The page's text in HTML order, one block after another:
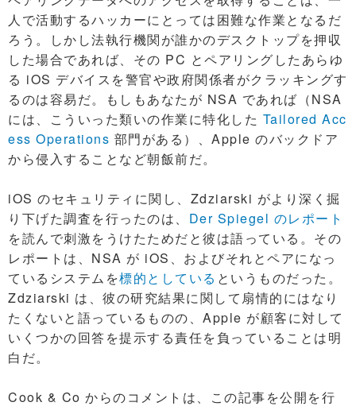
人で活動するハッカーにとっては困難な作業となるだ
ろう。しかし法執行機関が誰かのデスクトップを押収
した場合であれば、その PC とペアリングしたあらゆ
る iOS デバイスを警官や政府関係者がクラッキングす
るのは容易だ。もしもあなたが NSA であれば（NSA
には、こういった類いの作業に特化した Tailored Acc
ess Operations 部門がある）、Apple のバックドア
から侵入することなど朝飯前だ。
iOS のセキュリティに関し、Zdziarski がより深く掘
り下げた調査を行ったのは、 Der Spiegel のレポート
を読んで刺激をうけたためだと彼は語っている。その
レポートは、NSA が iOS、およびそれとペアになっ
ているシステムを標的としている というものだった。
Zdziarski は、彼の研究結果に関して扇情的にはなり
たくないと語っているものの、Apple が顧客に対して
いくつかの回答を提示する責任を負っていることは明
白だ。
Cook & Co からのコメントは、この記事を公開を行